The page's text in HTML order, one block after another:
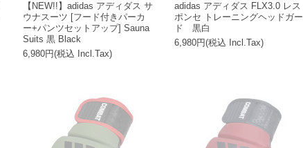
【NEW!!】adidas アディダス サ
ウナスーツ [フード付きパーカ
ー+パンツセットアップ] Sauna
Suits 黒 Black
6,980円(税込 Incl.Tax)
adidas アディダス FLX3.0 レス
ポンセ トレーニングヘッドガー
ド 黒白
6,980円(税込 Incl.Tax)